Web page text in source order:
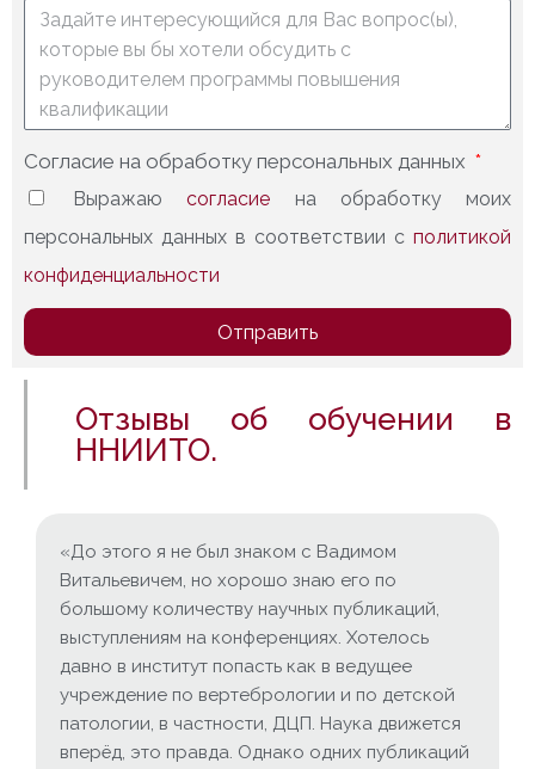
Согласие на обработку персональных данных
Выражаюсогласие на обработку моих
персональных данных в соответствии с политикой
конфиденциальности
Отправить
Отзывы об обучении в
ННИИТО.
«До этого я не был знаком с Вадимом
Витальевичем, но хорошо знаю его по
большому количеству научных публикаций,
выступлениям на конференциях. Хотелось
давно в институт попасть как в ведущее
учреждение по вертебрологии и по детской
патологии, в частности, ДЦП. Наука движется
вперёд, это правда. Однако одних публикаций